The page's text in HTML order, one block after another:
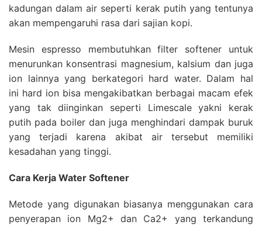
kadungan dalam air seperti kerak putih yang tentunya
akan mempengaruhi rasa dari sajian kopi.
Mesin espresso membutuhkan filter softener untuk
menurunkan konsentrasi magnesium, kalsium dan juga
ion lainnya yang berkategori hard water. Dalam hal
ini hard ion bisa mengakibatkan berbagai macam efek
yang tak diinginkan seperti Limescale yakni kerak
putih pada boiler dan juga menghindari dampak buruk
yang terjadi karena akibat air tersebut memiliki
kesadahan yang tinggi.
Cara Kerja Water Softener
Metode yang digunakan biasanya menggunakan cara
penyerapan ion Mg2+ dan Ca2+ yang terkandung